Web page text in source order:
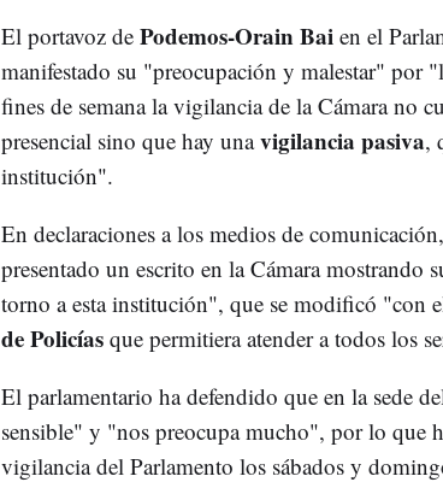
El portavoz de Podemos-Orain Bai en el
manifestado su "preocupación y malestar" por
fines de semana la vigilancia de la Cámara no
presencial sino que hay unavigilancia pasiva,
institución".
En declaraciones a los medios de
presentado un escrito en la Cámara mostrando
torno a esta institución", que se modificó "con
de Policías que permitiera atender a todos los
El parlamentario ha defendido que en la sede
sensible" y "nos preocupa mucho", por lo que
vigilancia del Parlamento los sábados y